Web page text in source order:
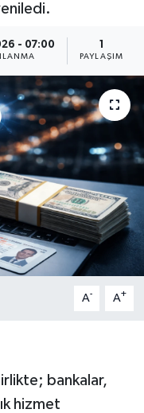
- 07:00
PAYLAŞIM
A- A+
bankalar,
hizmet